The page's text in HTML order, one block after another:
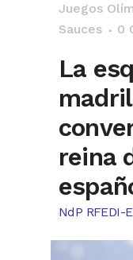
Juegos
Sauces
0
La
reina
NdP RFEDI-